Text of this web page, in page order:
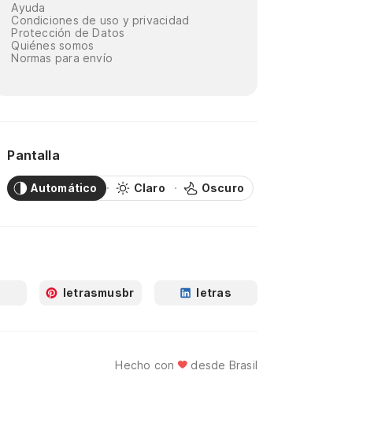
Ayuda
Condiciones de uso y privacidad
Protección de Datos
Quiénes somos
Normas para envío
Pantalla
Automático Claro Oscuro
letrasmusbr letras
Hecho con desde Brasil